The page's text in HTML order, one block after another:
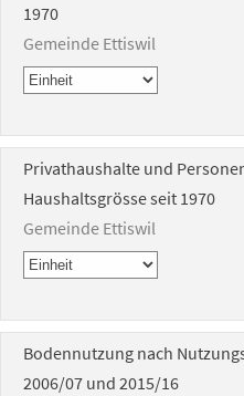
1970
Gemeinde Ettiswil
Privathaushalte und
Haushaltsgrösse seit 1970
Gemeinde Ettiswil
Bodennutzung nach
2006/07 und 2015/16